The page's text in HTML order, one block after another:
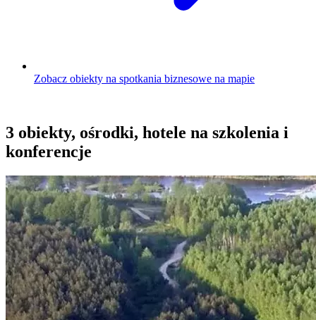
Zobacz obiekty na spotkania biznesowe na mapie
3 obiekty, ośrodki, hotele na szkolenia i
konferencje